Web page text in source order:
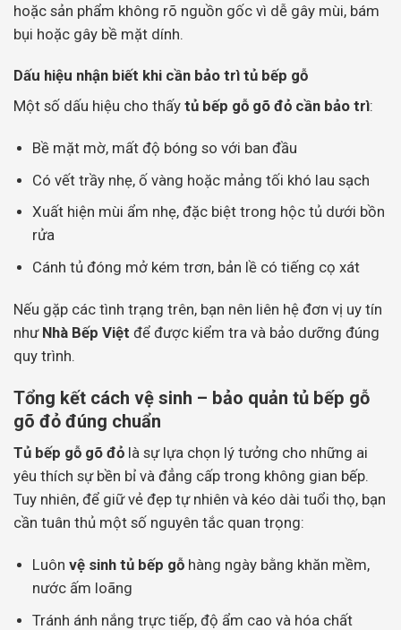
hoặc sản phẩm không rõ nguồn gốc vì dễ gây mùi, bám
bụi hoặc gây bề mặt dính.
Dấu hiệu nhận biết khi cần bảo trì tủ bếp gỗ
Một số dấu hiệu cho thấy tủ bếp gỗ gõ đỏ cần bảo trì:
Bề mặt mờ, mất độ bóng so với ban đầu
Có vết trầy nhẹ, ố vàng hoặc mảng tối khó lau sạch
Xuất hiện mùi ẩm nhẹ, đặc biệt trong hộc tủ dưới bồn
rửa
Cánh tủ đóng mở kém trơn, bản lề có tiếng cọ xát
Nếu gặp các tình trạng trên, bạn nên liên hệ đơn vị uy tín
như Nhà Bếp Việt để được kiểm tra và bảo dưỡng đúng
quy trình.
Tổng kết cách vệ sinh – bảo quản tủ bếp gỗ
gõ đỏ đúng chuẩn
Tủ bếp gỗ gõ đỏ là sự lựa chọn lý tưởng cho những ai
yêu thích sự bền bỉ và đẳng cấp trong không gian bếp.
Tuy nhiên, để giữ vẻ đẹp tự nhiên và kéo dài tuổi thọ, bạn
cần tuân thủ một số nguyên tắc quan trọng:
Luôn vệ sinh tủ bếp gỗhàng ngày bằng khăn mềm,
nước ấm loãng
Tránh ánh nắng trực tiếp, độ ẩm cao và hóa chất